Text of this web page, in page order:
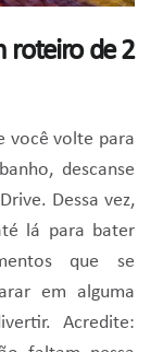
roteiro de 2
você volte para
descanse
Dessa vez,
lá para bater
que se
em alguma
Acredite: